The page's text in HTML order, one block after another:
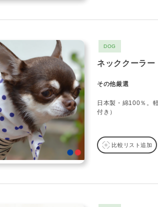
DOG
ネッククーラ
その他厳選
日本製・綿100％。
付き）
比較リスト追加